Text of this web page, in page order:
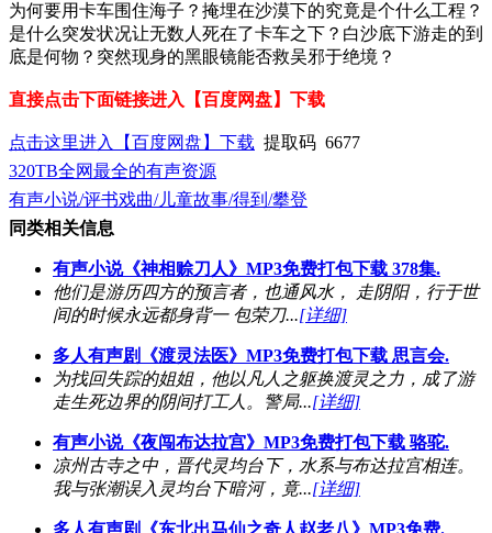
为何要用卡车围住海子？掩埋在沙漠下的究竟是个什么工程？
是什么突发状况让无数人死在了卡车之下？白沙底下游走的到
底是何物？突然现身的黑眼镜能否救吴邪于绝境？
直接点击下面链接进入【百度网盘】下载
点击这里进入【百度网盘】下载 提取码 6677
320TB全网最全的有声资源
有声小说/评书戏曲/儿童故事/得到/攀登
同类相关信息
有声小说《神相赊刀人》MP3免费打包下载 378集.
他们是游历四方的预言者，也通风水， 走阴阳，行于世
间的时候永远都身背一 包荣刀...[详细]
多人有声剧《渡灵法医》MP3免费打包下载 思言会.
为找回失踪的姐姐，他以凡人之躯换渡灵之力，成了游
走生死边界的阴间打工人。警局...[详细]
有声小说《夜闯布达拉宫》MP3免费打包下载 骆驼.
凉州古寺之中，晋代灵均台下，水系与布达拉宫相连。
我与张潮误入灵均台下暗河，竟...[详细]
多人有声剧《东北出马仙之奇人赵老八》MP3免费.